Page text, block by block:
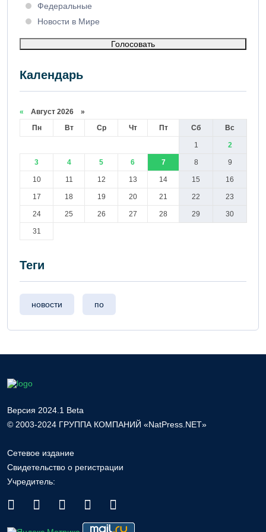
Федеральные
Новости в Мире
Голосовать
Календарь
« Август 2026 »
Пн
Вт Ср Чт Пт Сб Вс
1 2
3 4 5 6 7 8 9
10 11 12 13 14 15 16
17 18 19 20 21 22 23
24 25 26 27 28 29 30
31
Теги
новости по
Версия 2024.1 Beta
© 2003-2024 ГРУППА КОМПАНИЙ «NatPress.NET»
Сетевое издание
Свидетельство о регистрации
Учредитель: